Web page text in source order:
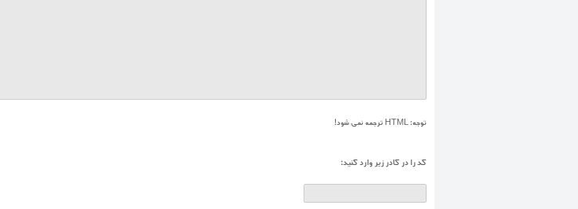
توجه:
کد را در کادر زير وارد کنيد: